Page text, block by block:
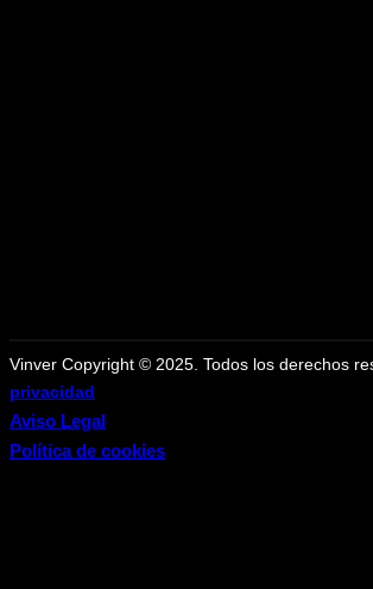
Vinver Copyright © 2025. Todos los derechos
privacidad
Aviso Legal
Política de cookies